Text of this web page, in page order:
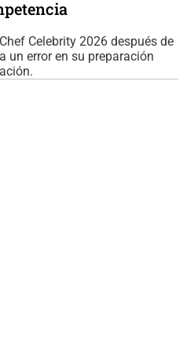
Celebrity 2026 después de
un error en su preparación